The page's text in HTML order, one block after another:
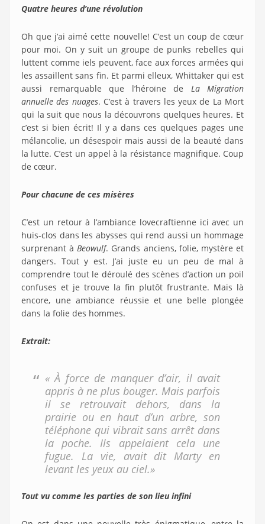
Quatre heures d’une révolution
Oh que j’ai aimé cette nouvelle! C’est un coup de cœur
pour moi. On y suit un groupe de punks rebelles qui
luttent comme iels peuvent, face aux forces armées qui
les assaillent sans fin. Et parmi elleux, Whittaker qui est
aussi remarquable que l’héroïne de La Migration
annuelle des nuages. C’est à travers les yeux de La Mort
qui la suit que nous la découvrons quelques heures. Et
c’est si bien écrit! Il y a dans ces quelques pages une
mélancolie, un désespoir mais aussi de la beauté dans
la lutte. C’est un appel à la résistance magnifique. Coup
de cœur.
Pour chacune de ces misères
C’est un retour à l’ambiance lovecraftienne ici avec un
huis-clos dans les abysses qui rend aussi un hommage
surprenant àBeowulf. Grands anciens, folie, mystère et
dangers. Tout y est. J’ai juste eu un peu de mal à
comprendre tout le déroulé des scènes d’action un poil
confuses et je trouve la fin plutôt frustrante. Mais là
encore, une ambiance réussie et une belle plongée
dans la folie des hommes.
Extrait:
« À force de manquer d’air, il avait
appris à ne plus bouger. Mais parfois
il se retrouvait dehors, dans la
prairie ou en haut d’un arbre, son
téléphone qui vibrait sans arrêt dans
la poche. Ils appelaient cela une
fugue. La vie, avait dit Marty en
levant les yeux au ciel.»
Tout vu comme les parties de son lieu infini